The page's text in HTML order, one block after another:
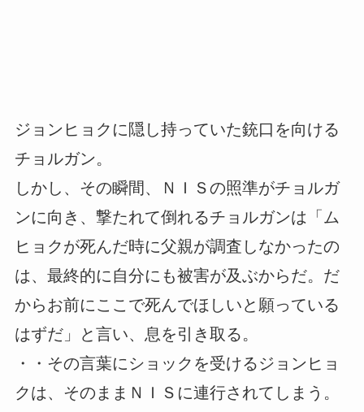
ジョンヒョクに隠し持っていた銃口を向ける
チョルガン。
しかし、その瞬間、ＮＩＳの照準がチョルガ
ンに向き、撃たれて倒れるチョルガンは「ム
ヒョクが死んだ時に父親が調査しなかったの
は、最終的に自分にも被害が及ぶからだ。だ
からお前にここで死んでほしいと願っている
はずだ」と言い、息を引き取る。
・・その言葉にショックを受けるジョンヒョ
クは、そのままＮＩＳに連行されてしまう。